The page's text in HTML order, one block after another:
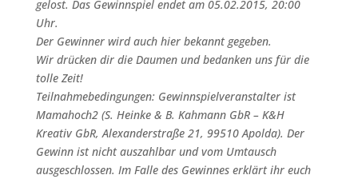
gelost. Das Gewinnspiel endet am 05.02.2015, 20:00
Uhr.
Der Gewinner wird auch hier bekannt gegeben.
Wir drücken dir die Daumen und bedanken uns für die
tolle Zeit!
Teilnahmebedingungen: Gewinnspielveranstalter ist
Mamahoch2 (S. Heinke & B. Kahmann GbR – K&H
Kreativ GbR, Alexanderstraße 21, 99510 Apolda). Der
Gewinn ist nicht auszahlbar und vom Umtausch
ausgeschlossen. Im Falle des Gewinnes erklärt ihr euch